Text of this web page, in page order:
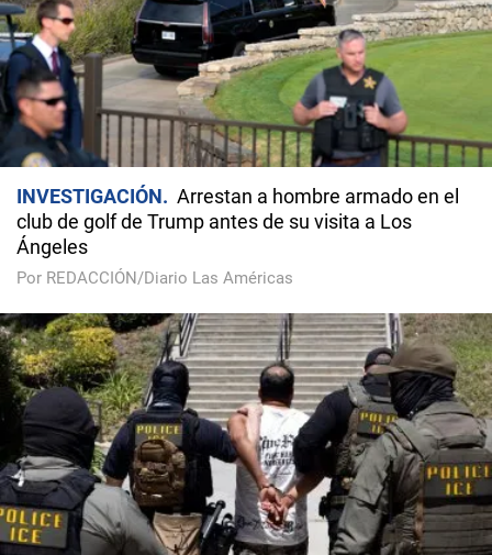
INVESTIGACIÓN
Arrestan a hombre armado en el
club de golf de Trump antes de su visita a Los
Ángeles
Por REDACCIÓN/Diario Las Américas